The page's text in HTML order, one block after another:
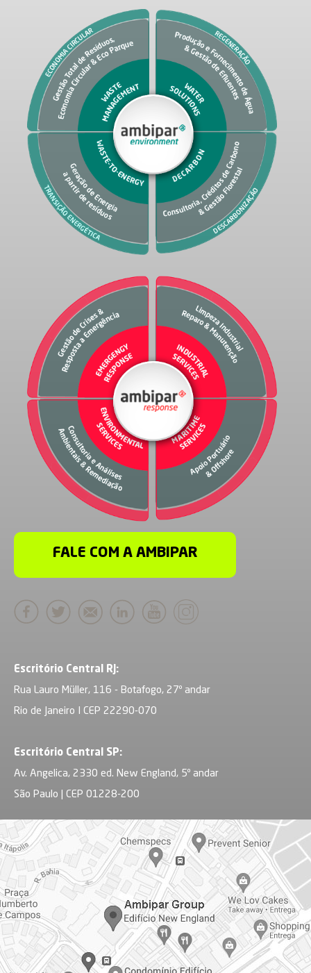
FALE COM A AMBIPAR
Escritório Central RJ:
Rua Lauro Müller, 116 - Botafogo, 27º andar
Rio de Janeiro I CEP 22290-070
Escritório Central SP:
Av. Angelica, 2330 ed. New England, 5º andar
São Paulo | CEP 01228-200